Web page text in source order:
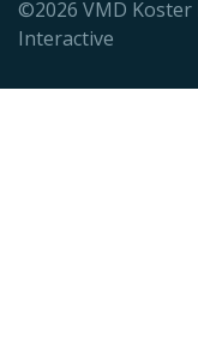
©2026 VMD
Interactive